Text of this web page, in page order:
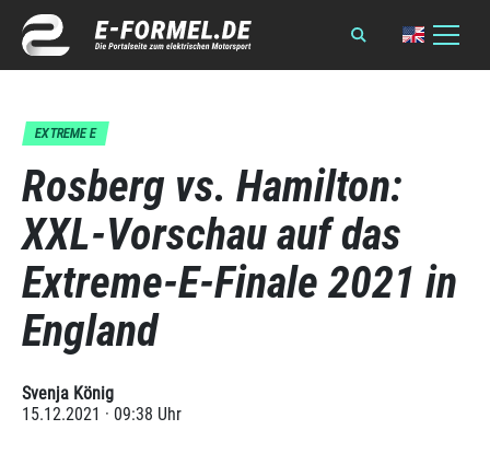
EXTREME E
Rosberg vs. Hamilton:
XXL-Vorschau auf das
Extreme-E-Finale 2021 in
England
Svenja König
15.12.2021 · 09:38 Uhr